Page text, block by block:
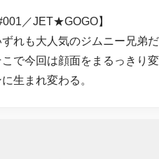
／JET★GOGO】
れも大人気のジムニー兄弟
で今回は顔面をまるっきり
生まれ変わる。